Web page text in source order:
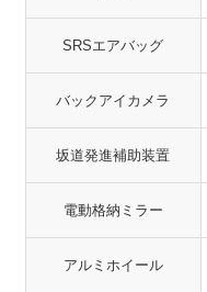
SRSエアバッグ
バックアイカメラ
坂道発進補助装置
電動格納ミラー
アルミホイール